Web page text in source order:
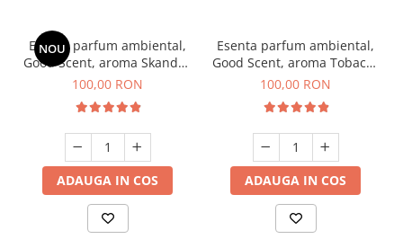
NOU
Esenta parfum ambiental,
Good Scent, aroma Skandal,
100 g
100,00 RON
ADAUGA IN COS
Esenta parfum ambiental,
Good Scent, aroma Tobacco
& Vanilla, 100 g
100,00 RON
ADAUGA IN COS